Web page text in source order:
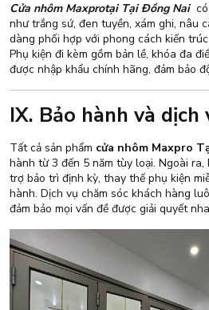
Cửa nhôm Maxprotại Tại Đồng Nai
như trắng sứ, đen tuyền, xám ghi, nâu
dàng phối hợp với phong cách kiến
Phụ kiện đi kèm gồm bản lề, khóa đa
được nhập khẩu chính hãng, đảm bảo
IX. Bảo hành và dịch
Tất cả sản phẩm cửa nhôm Maxpro
hành từ 3 đến 5 năm tùy loại. Ngoài
trợ bảo trì định kỳ, thay thế phụ kiện
hành. Dịch vụ chăm sóc khách hàng
đảm bảo mọi vấn đề được giải quyết